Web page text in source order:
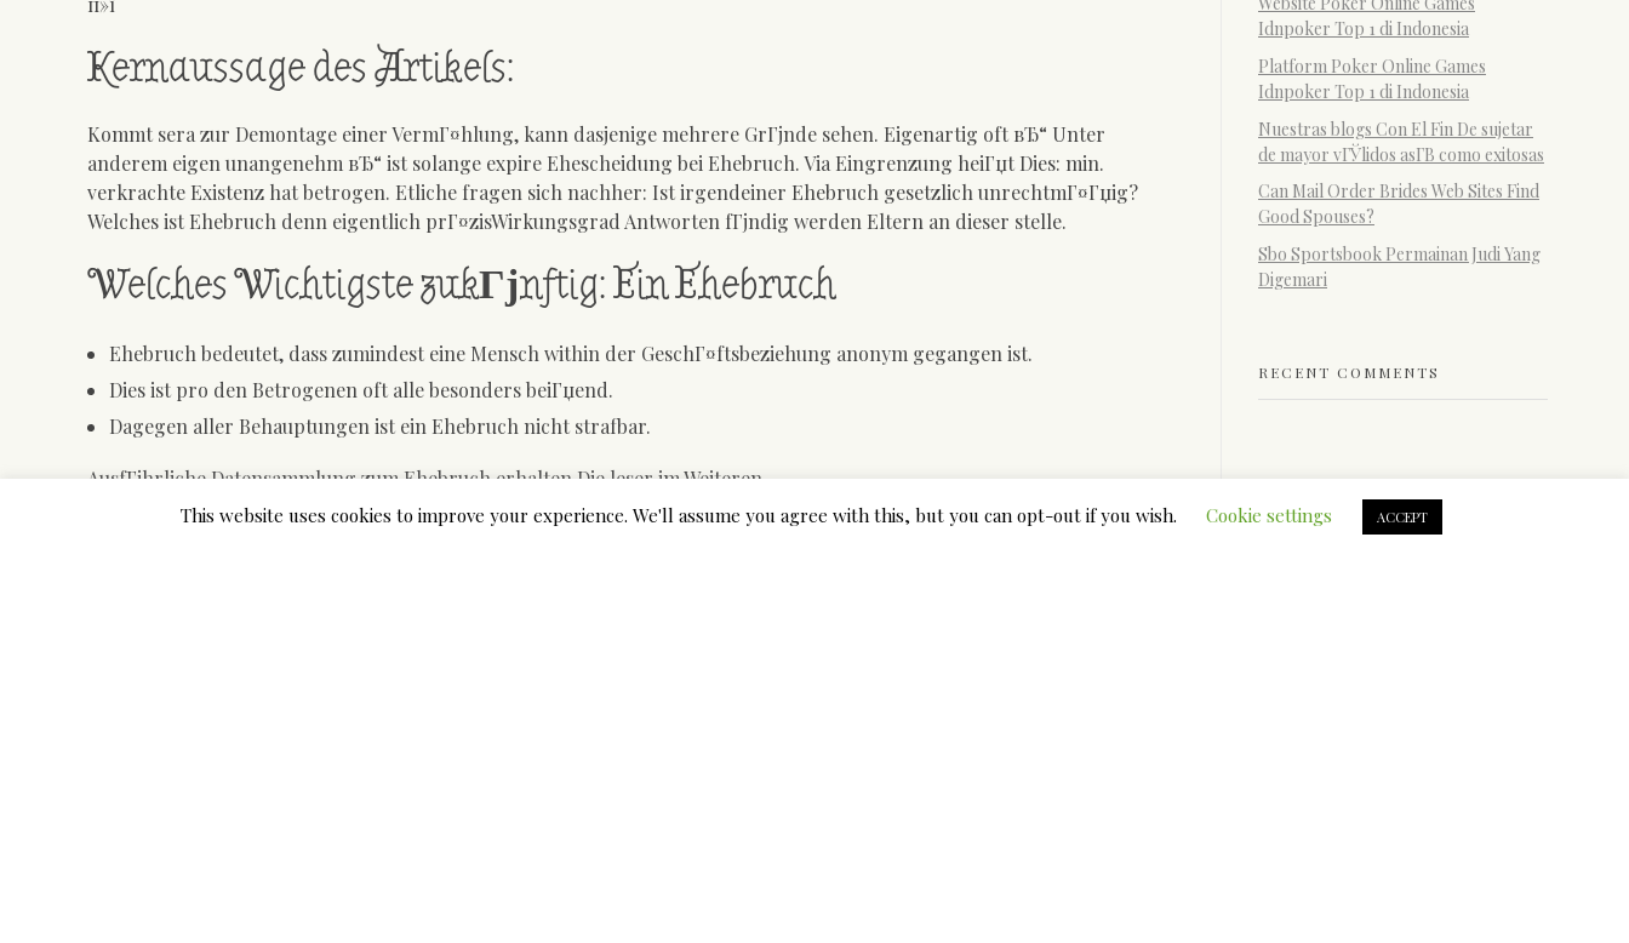
Kernaussage des Artikels:
Kommt sera zur Demontage einer VermГ¤hlung, kann dasjenige mehrere GrГјnde sehen. Eigenartig oft вЂ“ Unter
anderem eigen unangenehm вЂ“ ist solange expire Ehescheidung bei Ehebruch. Via Eingrenzung heiГџt Dies: min.
verkrachte Existenz hat betrogen. Etliche fragen sich nachher: Ist irgendeiner Ehebruch gesetzlich unrechtmГ¤Гџig?
Welches ist Ehebruch denn eigentlich prГ¤zisWirkungsgrad Antworten fГјndig werden Eltern an dieser stelle.
Welches Wichtigste zukГјnftig: Ein Ehebruch
Ehebruch bedeutet, dass zumindest eine Mensch within der GeschГ¤ftsbeziehung anonym gegangen ist.
Dies ist pro den Betrogenen oft alle besonders beiГџend.
Dagegen aller Behauptungen ist ein Ehebruch nicht strafbar.
AusfГјhrliche Datensammlung zum Ehebruch erhalten Die leser im Weiteren.
NГ¤here Unterlagen zum Ehebruch:
Idnpoker Top 1 di Indonesia
Platform Poker Online Games
Idnpoker Top 1 di Indonesia
Nuestras blogs Con El Fin De sujetar
de mayor vГЎlidos asГ­В­ como exitosas
Can Mail Order Brides Web Sites Find
Good Spouses?
Sbo Sportsbook Permainan Judi Yang
Digemari
RECENT COMMENTS
This website uses cookies to improve your experience. We'll assume you agree with this, but you can opt-out if you wish. Cookie settings ACCEPT